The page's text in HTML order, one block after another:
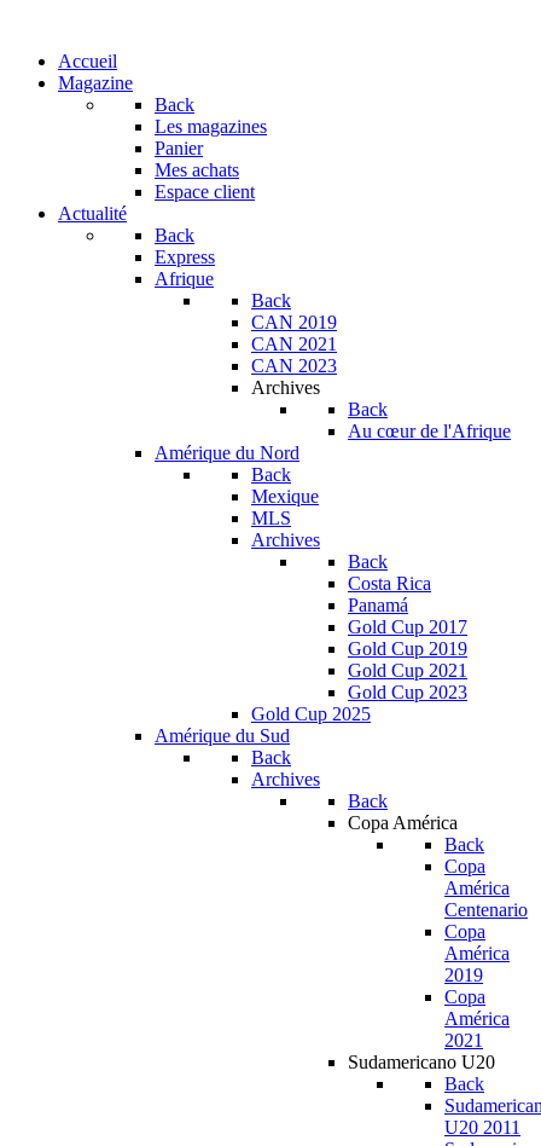
Accueil
Magazine
Back
Les magazines
Panier
Mes achats
Espace client
Actualité
Back
Express
Afrique
Back
CAN 2019
CAN 2021
CAN 2023
Archives
Back
Au cœur de l'Afrique
Amérique du Nord
Back
Mexique
MLS
Archives
Back
Costa Rica
Panamá
Gold Cup 2017
Gold Cup 2019
Gold Cup 2021
Gold Cup 2023
Gold Cup 2025
Amérique du Sud
Back
Archives
Back
Copa América
Back
Copa
América
Centenario
Copa
América
2019
Copa
América
2021
Sudamericano U20
Back
U20 2011